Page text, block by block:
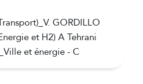
GORDILLO
et H2) A Tehrani
et énergie - C